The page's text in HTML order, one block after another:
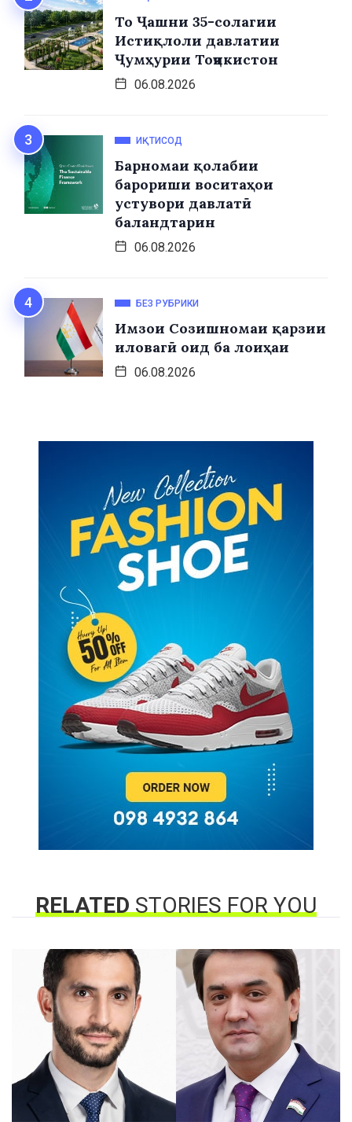
То Ҷашни 35-солагии
Истиқлоли давлатии
Ҷумҳурии Тоҷикистон
06.08.2026
ИҚТИСОД
Барномаи қолабии
барориши воситаҳои
устувори давлатӣ
баландтарин
06.08.2026
БЕЗ РУБРИКИ
Имзои Созишномаи қарзии
иловагӣ оид ба лоиҳаи
06.08.2026
RELATEDSTORIES FOR YOU